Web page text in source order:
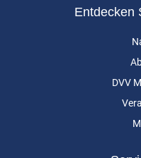
Entdecken
DVV